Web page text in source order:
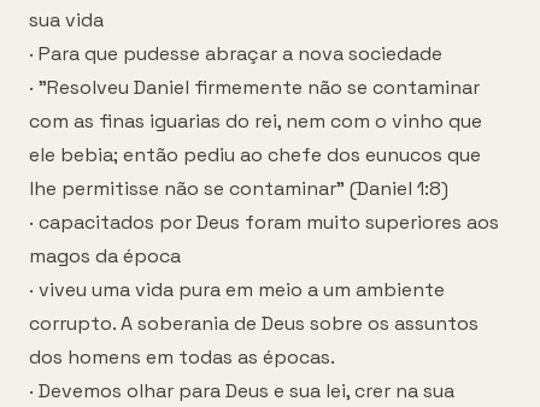
sua vida
· Para que pudesse abraçar a nova sociedade
· "Resolveu Daniel firmemente não se contaminar
com as finas iguarias do rei, nem com o vinho que
ele bebia; então pediu ao chefe dos eunucos que
lhe permitisse não se contaminar" (Daniel 1:8)
· capacitados por Deus foram muito superiores aos
magos da época
· viveu uma vida pura em meio a um ambiente
corrupto. A soberania de Deus sobre os assuntos
dos homens em todas as épocas.
· Devemos olhar para Deus e sua lei, crer na sua